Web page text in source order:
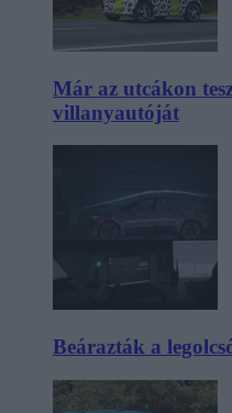
Már az utcákon
villanyautóját
Beárazták a